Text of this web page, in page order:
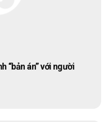
“bản án” với người